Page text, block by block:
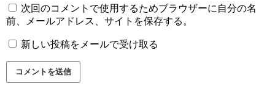
次回のコメントで使用するためブラウザーに自分の名
前、メールアドレス、サイトを保存する。
新しい投稿をメールで受け取る